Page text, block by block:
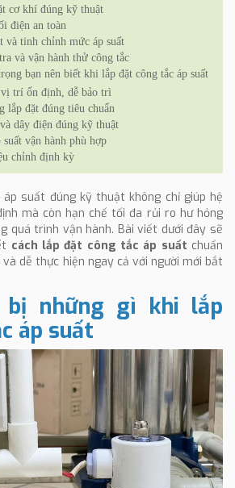
cơ khí đúng kỹ thuật
điện an toàn
và tinh chỉnh mức áp suất
và vận hành thử công tắc
bạn nên biết khi lắp đặt công tắc áp suất
trí ổn định, dễ bảo trì
lắp đặt đúng tiêu chuẩn
dây điện đúng kỹ thuật
vận hành phù hợp
chỉnh định kỳ
suất đúng kỹ thuật không chỉ giúp hệ
mà còn hạn chế tối đa rủi ro hư hỏng
quá trình vận hành. Bài viết dưới đây sẽ
cách lắp đặt công tắc áp suất chuẩn
dễ thực hiện ngay cả với người mới bắt
bị những gì khi lắp
áp suất